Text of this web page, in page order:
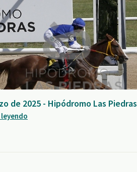
de 2025 - Hipódromo Las Piedras